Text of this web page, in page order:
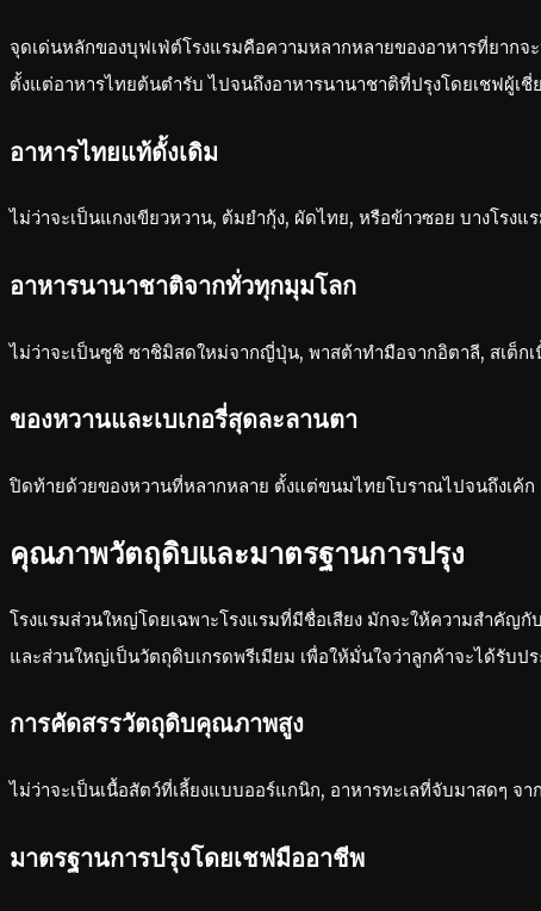
จุดเด่นหลักของบุฟเฟ่ต์โรงแรมคือความหลากหลายของอาหารที่ยาก
ตั้งแต่อาหารไทยต้นตำรับ ไปจนถึงอาหารนานาชาติที่ปรุงโดยเชฟผู้เชี่
อาหารไทยแท้ดั้งเดิม
ไม่ว่าจะเป็นแกงเขียวหวาน, ต้มยำกุ้ง, ผัดไทย, หรือข้าวซอย บางโร
อาหารนานาชาติจากทั่วทุกมุมโลก
ไม่ว่าจะเป็นซูชิ ซาชิมิสดใหม่จากญี่ปุ่น, พาสต้าทำมือจากอิตาลี, สเต็ก
ของหวานและเบเกอรี่สุดละลานตา
ปิดท้ายด้วยของหวานที่หลากหลาย ตั้งแต่ขนมไทยโบราณไปจนถึงเค้
คุณภาพวัตถุดิบและมาตรฐานการปรุง
โรงแรมส่วนใหญ่โดยเฉพาะโรงแรมที่มีชื่อเสียง มักจะให้ความสำคั
และส่วนใหญ่เป็นวัตถุดิบเกรดพรีเมียม เพื่อให้มั่นใจว่าลูกค้าจะได้รับ
การคัดสรรวัตถุดิบคุณภาพสูง
ไม่ว่าจะเป็นเนื้อสัตว์ที่เลี้ยงแบบออร์แกนิก, อาหารทะเลที่จับมาสดๆ
มาตรฐานการปรุงโดยเชฟมืออาชีพ